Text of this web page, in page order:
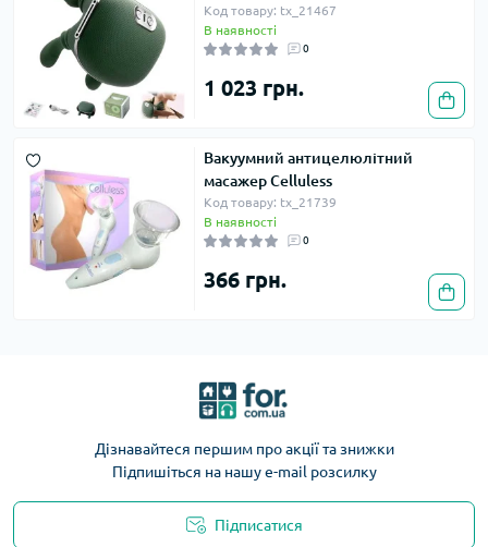
Код товару: tx_21467
В наявності
0
1 023 грн.
Вакуумний антицелюлітний
масажер Celluless
Код товару: tx_21739
В наявності
0
366 грн.
Дізнавайтеся першим про акції та знижки
Підпишіться на нашу e-mail розсилку
Підписатися